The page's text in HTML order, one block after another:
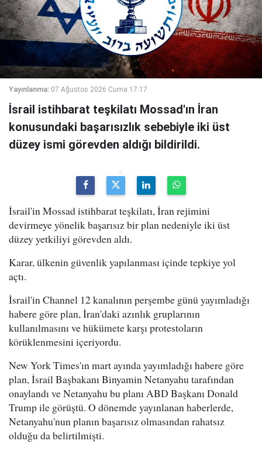
Yayınlanma: 07 Ağustos 2026 Cuma 17:17
İsrail istihbarat teşkilatı Mossad'ın İran
konusundaki başarısızlık sebebiyle iki üst
düzey ismi görevden aldığı bildirildi.
İsrail'in Mossad istihbarat teşkilatı, İran rejimini
devirmeye yönelik başarısız bir plan nedeniyle iki üst
düzey yetkiliyi görevden aldı.
Karar, ülkenin güvenlik yapılanması içinde tepkiye yol
açtı.
İsrail'in Channel 12 kanalının perşembe günü yayımladığı
habere göre plan, İran'daki azınlık gruplarının
kullanılmasını ve hükümete karşı protestoların
körüklenmesini içeriyordu.
New York Times'ın mart ayında yayımladığı habere göre
plan, İsrail Başbakanı Binyamin Netanyahu tarafından
onaylandı ve Netanyahu bu planı ABD Başkanı Donald
Trump ile görüştü. O dönemde yayınlanan haberlerde,
Netanyahu'nun planın başarısız olmasından rahatsız
olduğu da belirtilmişti.